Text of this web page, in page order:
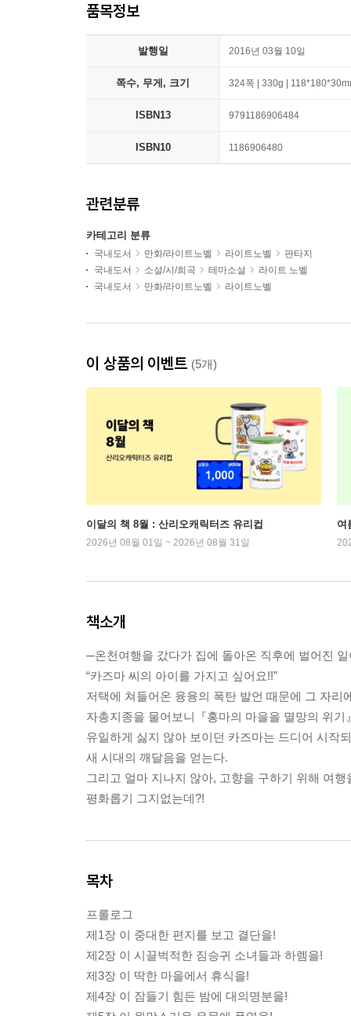
품목정보
발행일 2016년 03월 10일
쪽수, 무게, 크기 324쪽 | 330g |
ISBN13 9791186906484
ISBN10 1186906480
관련분류
카테고리 분류
국내도서 만화/라이트노벨 라이트노벨
판타지
국내도서
소설/시/희곡 테마소설
라이트 노벨
국내도서
만화/라이트노벨 라이트노벨
이 상품의 이벤트 (5개)
이달의 책 8월 : 산리오캐릭터즈 유리컵
2026년 08월 01일 ~ 2026년 08월 31일
여
책소개
─온천여행을 갔다가 집에 돌아온 직후에 벌어진 일
“카즈마 씨의 아이를 가지고 싶어요!!”
저택에 쳐들어온 융융의 폭탄 발언 때문에 그 자리
자총지종을 물어보니『홍마의 마을을 멸망의 위
유일하게 싫지 않아 보이던 카즈마는 드디어 시작
새 시대의 깨달음을 얻는다.
그리고 얼마 지나지 않아, 고향을 구하기 위해 여
평화롭기 그지없는데?!
목차
프롤로그
제1장 이 중대한 편지를 보고 결단을!
제2장 이 시끌벅적한 짐승귀 소녀들과 하렘을!
제3장 이 딱한 마을에서 휴식을!
제4장 이 잠들기 힘든 밤에 대의명분을!